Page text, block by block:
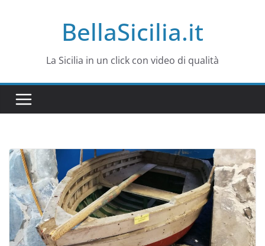
BellaSicilia.it
La Sicilia in un click con video di qualità